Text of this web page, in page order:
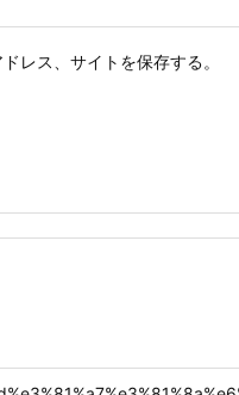
レス、サイトを保存する。